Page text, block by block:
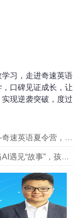
习，走进奇速英语
口碑见证成长，让
现逆袭突破，度过
暑期英语提升的明智之选
”，孩子的英语有救了